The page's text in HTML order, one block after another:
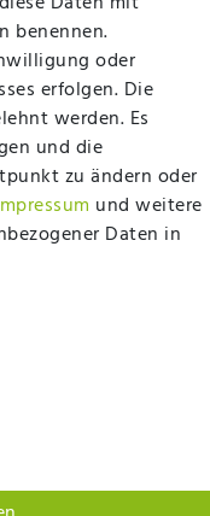
in
benennen.
oder
erfolgen. Die
werden. Es
und die
zu ändern oder
und weitere
Daten in